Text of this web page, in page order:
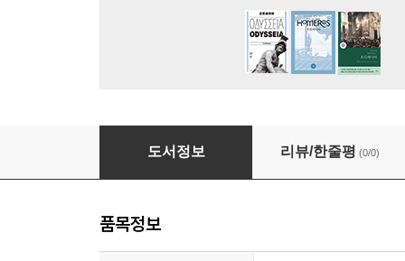
관법 수행의 첫걸음
도서정보 리뷰/한줄평 (0/0)
품목정보